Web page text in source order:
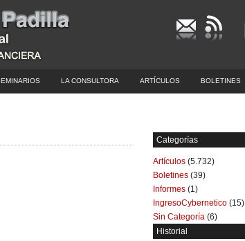
LA CONSULTORA ARTÍCULOS BOLETINES
Categorías
Artículos (5.732)
Boletines (39)
Informes (1)
IngresoCybernetico (15)
Sin Categoría (6)
Historial